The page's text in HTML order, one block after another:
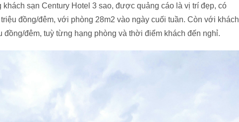
sạn Century Hotel 3 sao, được quảng cáo là vị trí đẹp, có
đồng/đêm, với phòng 28m2 vào ngày cuối tuần. Còn với khách
đêm, tuỳ từng hạng phòng và thời điểm khách đến nghỉ.